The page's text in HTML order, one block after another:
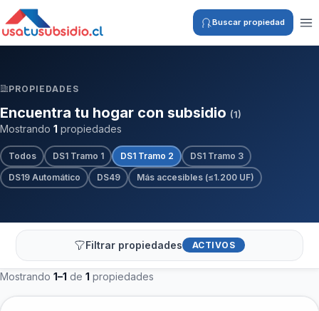
Buscar propiedad
PROPIEDADES
Encuentra tu hogar con subsidio (1)
Mostrando 1 propiedades
Todos DS1 Tramo 1 DS1 Tramo 2
DS1 Tramo 3
DS19 Automático
DS49 Más accesibles (≤1.200 UF)
Filtrar propiedades ACTIVOS
Mostrando 1–1 de 1 propiedades